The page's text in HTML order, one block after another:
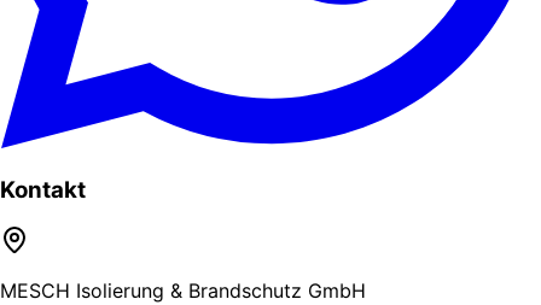
Kontakt
MESCH Isolierung & Brandschutz GmbH